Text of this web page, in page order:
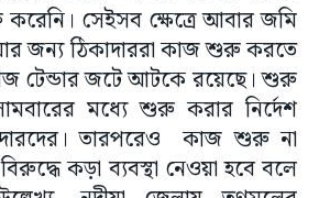
সেইসব ক্ষেত্রে আবার জমি
জন্য ঠিকাদাররা কাজ শুরু করতে
টেন্ডার জটে আটকে রয়েছে। শুরু
মধ্যে শুরু করার নির্দেশ
তারপরেও কাজ শুরু না
কড়া ব্যবস্থা নেওয়া হবে বলে